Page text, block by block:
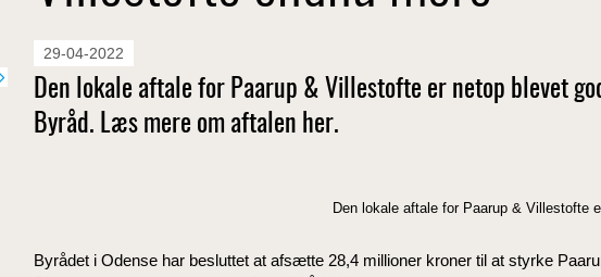
29-04-2022
Den lokale aftale for Paarup & Villestofte er netop blevet
Byråd. Læs mere om aftalen her.
Den lokale aftale for Paarup & Villestofte
Byrådet i Odense har besluttet at afsætte 28,4 millioner kroner til at styrke